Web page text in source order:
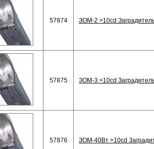
57874 ЗОМ-2 >10cd
57875 ЗОМ-3 >10cd
57876 ЗОМ-40Вт >10cd